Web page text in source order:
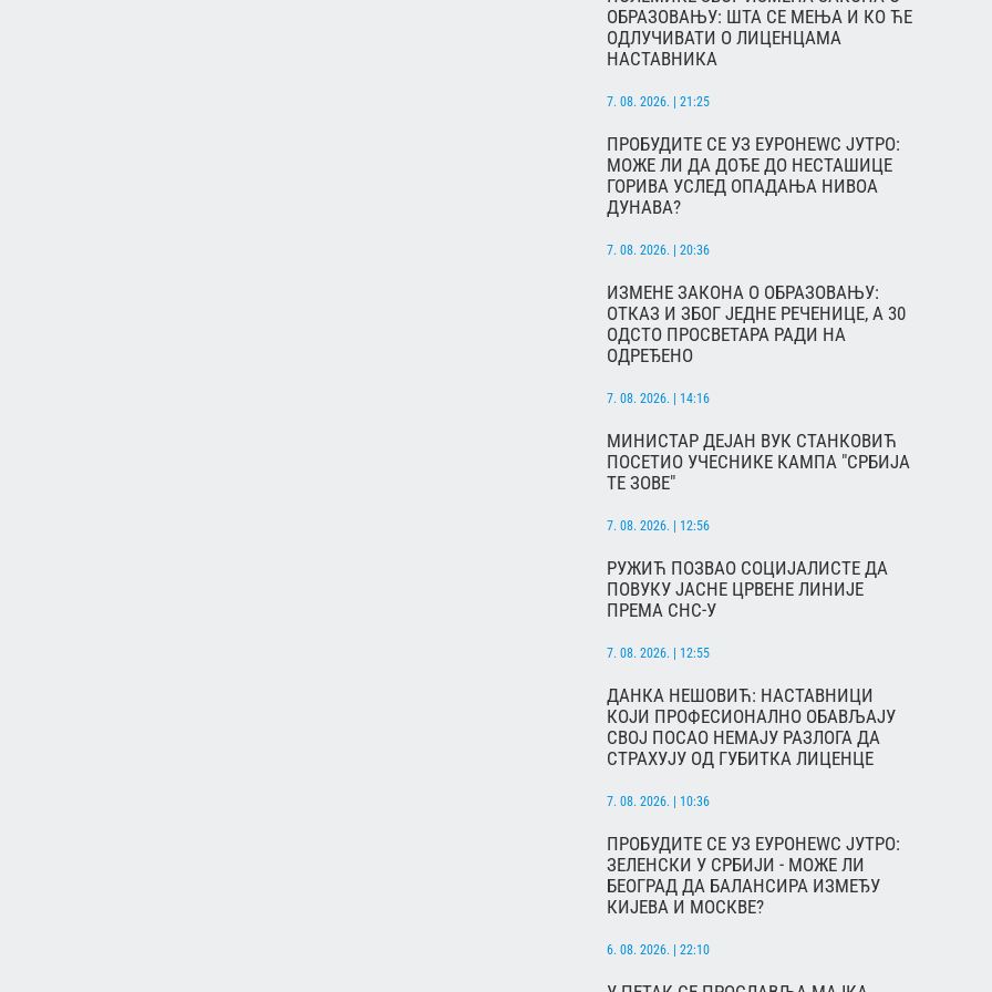
ОБРАЗОВАЊУ: ШТА СЕ МЕЊА И КО ЋЕ
ОДЛУЧИВАТИ О ЛИЦЕНЦАМА
НАСТАВНИКА
7. 08. 2026. | 21:25
ПРОБУДИТЕ СЕ УЗ ЕУРОНЕWС ЈУТРО:
МОЖЕ ЛИ ДА ДОЂЕ ДО НЕСТАШИЦЕ
ГОРИВА УСЛЕД ОПАДАЊА НИВОА
ДУНАВА?
7. 08. 2026. | 20:36
ИЗМЕНЕ ЗАКОНА О ОБРАЗОВАЊУ:
ОТКАЗ И ЗБОГ ЈЕДНЕ РЕЧЕНИЦЕ, А 30
ОДСТО ПРОСВЕТАРА РАДИ НА
ОДРЕЂЕНО
7. 08. 2026. | 14:16
МИНИСТАР ДЕЈАН ВУК СТАНКОВИЋ
ПОСЕТИО УЧЕСНИКЕ КАМПА "СРБИЈА
ТЕ ЗОВЕ"
7. 08. 2026. | 12:56
РУЖИЋ ПОЗВАО СОЦИЈАЛИСТЕ ДА
ПОВУКУ ЈАСНЕ ЦРВЕНЕ ЛИНИЈЕ
ПРЕМА СНС-У
7. 08. 2026. | 12:55
ДАНКА НЕШОВИЋ: НАСТАВНИЦИ
КОЈИ ПРОФЕСИОНАЛНО ОБАВЉАЈУ
СВОЈ ПОСАО НЕМАЈУ РАЗЛОГА ДА
СТРАХУЈУ ОД ГУБИТКА ЛИЦЕНЦЕ
7. 08. 2026. | 10:36
ПРОБУДИТЕ СЕ УЗ ЕУРОНЕWС ЈУТРО:
ЗЕЛЕНСКИ У СРБИЈИ - МОЖЕ ЛИ
БЕОГРАД ДА БАЛАНСИРА ИЗМЕЂУ
КИЈЕВА И МОСКВЕ?
6. 08. 2026. | 22:10